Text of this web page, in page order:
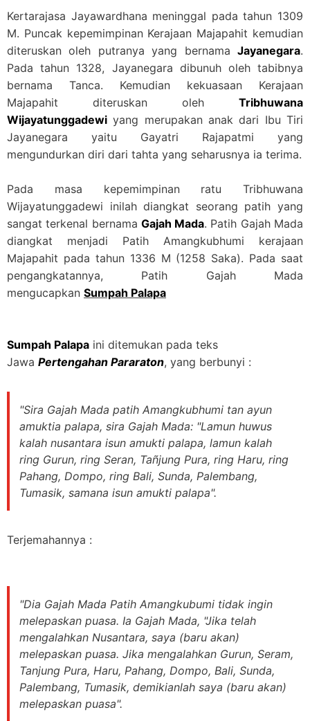
Kertarajasa Jayawardhana meninggal pada tahun 1309
M. Puncak kepemimpinan Kerajaan Majapahit kemudian
diteruskan oleh putranya yang bernama Jayanegara.
Pada tahun 1328, Jayanegara dibunuh oleh tabibnya
bernama Tanca. Kemudian kekuasaan Kerajaan
Majapahit diteruskan oleh Tribhuwana
Wijayatunggadewi yang merupakan anak dari Ibu Tiri
Jayanegara yaitu Gayatri Rajapatmi yang
mengundurkan diri dari tahta yang seharusnya ia terima.
Pada masa kepemimpinan ratu Tribhuwana
Wijayatunggadewi inilah diangkat seorang patih yang
sangat terkenal bernama Gajah Mada. Patih Gajah Mada
diangkat menjadi Patih Amangkubhumi kerajaan
Majapahit pada tahun 1336 M (1258 Saka). Pada saat
pengangkatannya, Patih Gajah Mada
mengucapkan Sumpah Palapa
Sumpah Palapa ini ditemukan pada teks
Jawa Pertengahan Pararaton, yang berbunyi :
"Sira Gajah Mada patih Amangkubhumi tan ayun
amuktia palapa, sira Gajah Mada: "Lamun huwus
kalah nusantara isun amukti palapa, lamun kalah
ring Gurun, ring Seran, Tañjung Pura, ring Haru, ring
Pahang, Dompo, ring Bali, Sunda, Palembang,
Tumasik, samana isun amukti palapa".
Terjemahannya :
"Dia Gajah Mada Patih Amangkubumi tidak ingin
melepaskan puasa. Ia Gajah Mada, "Jika telah
mengalahkan Nusantara, saya (baru akan)
melepaskan puasa. Jika mengalahkan Gurun, Seram,
Tanjung Pura, Haru, Pahang, Dompo, Bali, Sunda,
Palembang, Tumasik, demikianlah saya (baru akan)
melepaskan puasa".